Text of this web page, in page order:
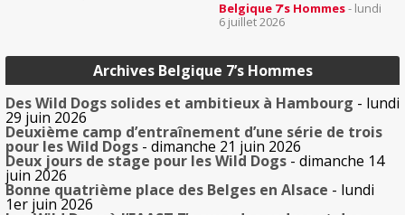
Belgique 7’s Hommes- lundi
6 juillet 2026
Archives Belgique 7’s Hommes
Des Wild Dogs solides et ambitieux à Hambourg - lundi
29 juin 2026
Deuxième camp d’entraînement d’une série de trois
pour les Wild Dogs - dimanche 21 juin 2026
Deux jours de stage pour les Wild Dogs - dimanche 14
juin 2026
Bonne quatrième place des Belges en Alsace - lundi
1er juin 2026